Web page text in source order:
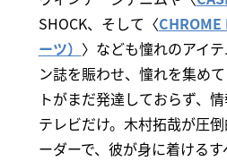
SHOCK、そして〈CHROME
ーツ） 〉なども憧れのアイ
ン誌を賑わせ、憧れを集め
トがまだ発達しておらず、
テレビだけ。木村拓哉が圧
ーダーで、彼が身に着ける